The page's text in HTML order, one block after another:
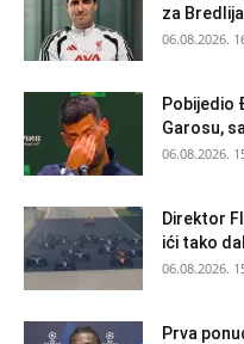
za
06.08.2026.
Pobijedio
Garosu,
06.08.2026.
Direktor
ići tako
06.08.2026.
Prva